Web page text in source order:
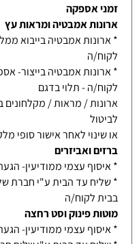
זמני אספקה
ארונות אמבטיה ומראות עץ
לקוח/ה
לקוח/ה - תלוי בדגם
ארונות / מראות / מקלחונים
לביטול
או שינוי לאחר אישור סופי
ברזים ואביזרים
* איסוף עצמי ממודיעין- הגעה
בבית לקוח/ה
מוטות פינוק וסט רחצה
* איסוף עצמי ממודיעין- הגעה